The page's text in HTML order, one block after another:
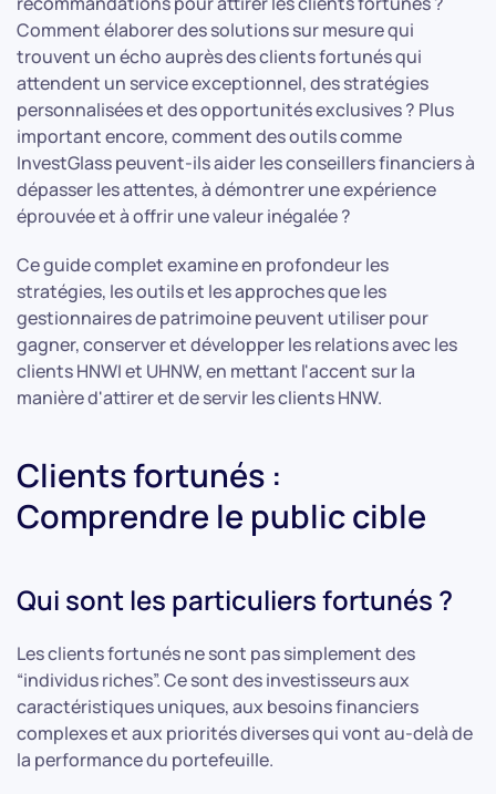
Comment élaborer des solutions sur mesure qui
trouvent un écho auprès des clients fortunés qui
attendent un service exceptionnel, des stratégies
personnalisées et des opportunités exclusives ? Plus
important encore, comment des outils comme
InvestGlass peuvent-ils aider les conseillers financiers à
dépasser les attentes, à démontrer une expérience
éprouvée et à offrir une valeur inégalée ?
Ce guide complet examine en profondeur les
stratégies, les outils et les approches que les
gestionnaires de patrimoine peuvent utiliser pour
gagner, conserver et développer les relations avec les
clients HNWI et UHNW, en mettant l'accent sur la
manière d'attirer et de servir les clients HNW.
Clients fortunés :
Comprendre le public cible
Qui sont les particuliers fortunés ?
Les clients fortunés ne sont pas simplement des
“individus riches”. Ce sont des investisseurs aux
caractéristiques uniques, aux besoins financiers
complexes et aux priorités diverses qui vont au-delà de
la performance du portefeuille.